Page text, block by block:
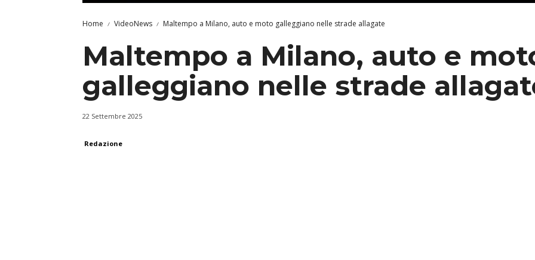
Home VideoNews Maltempo a Milano, auto e moto galleggiano nelle strade allagate
Maltempo a Milano, auto e
galleggiano nelle strade
22 Settembre 2025
Redazione